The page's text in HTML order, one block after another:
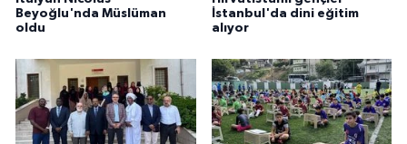
Beyoğlu'nda Müslüman
oldu
İstanbul'da dini eğitim
alıyor
Siirt Müftülüğü
Sinop Müftülüğü
Sivas Müftülüğü